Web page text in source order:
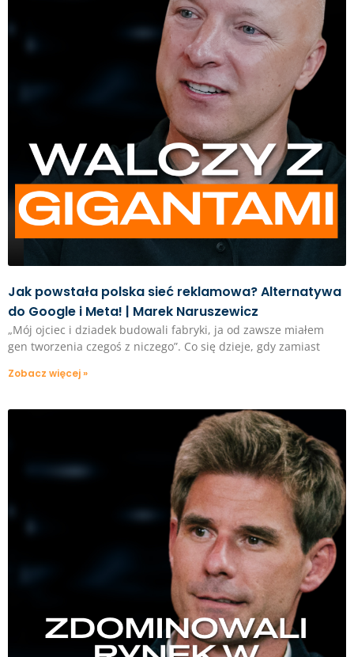
Jak powstała polska sieć reklamowa? Alternatywa
do Google i Meta! | Marek Naruszewicz
„Mój ojciec i dziadek budowali fabryki, ja od zawsze miałem
gen tworzenia czegoś z niczego”. Co się dzieje, gdy zamiast
Zobacz więcej »